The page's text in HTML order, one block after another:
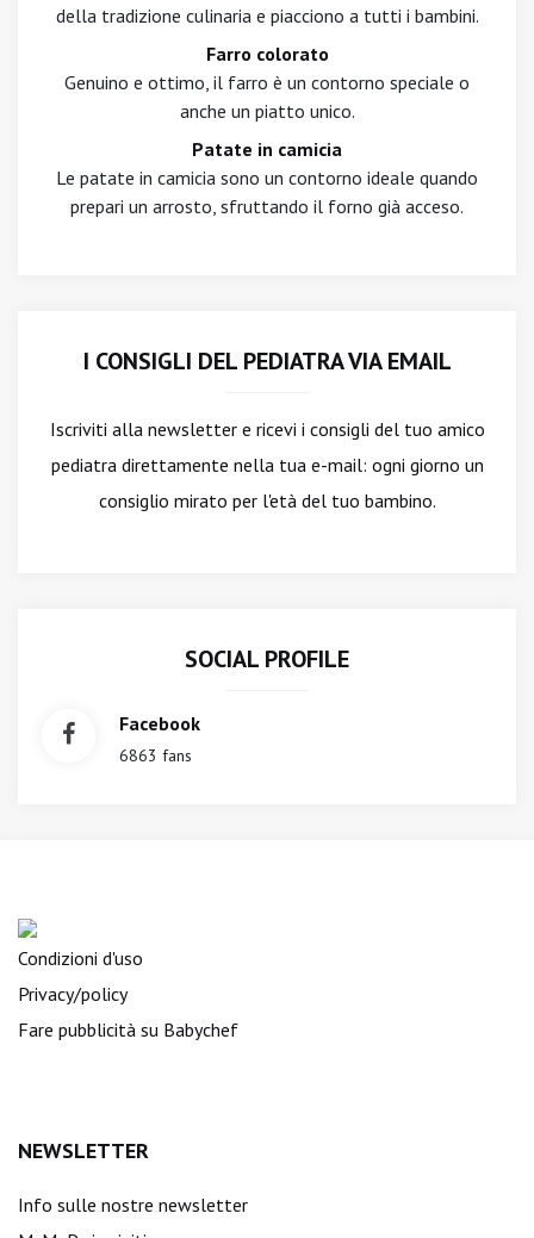
della tradizione culinaria e piacciono a tutti i bambini.
Farro colorato
Genuino e ottimo, il farro è un contorno speciale o
anche un piatto unico.
Patate in camicia
Le patate in camicia sono un contorno ideale quando
prepari un arrosto, sfruttando il forno già acceso.
I CONSIGLI DEL PEDIATRA VIA EMAIL
Iscriviti alla newslettere ricevi i consigli del tuo amico
pediatra direttamente nella tua e-mail: ogni giorno un
consiglio mirato per l'età del tuo bambino.
SOCIAL PROFILE
Facebook
6863 fans
Condizioni d'uso
Privacy/policy
Fare pubblicità su Babychef
NEWSLETTER
Info sulle nostre newsletter